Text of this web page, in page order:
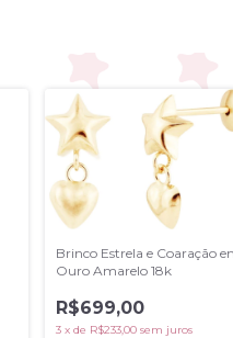
Brinco Estrela e Coaração
Ouro Amarelo 18k
R$699,00
3 xde R$233,00 sem juros